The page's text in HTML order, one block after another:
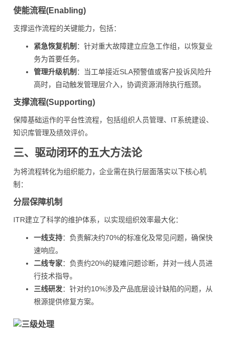
使能流程(Enabling)
支撑运作流程的关键能力，包括：
紧急恢复机制 ：针对重大故障建立应急工作组，以恢复业
务为首要任务。
管理升级机制 ：当工单接近SLA预警值或客户投诉风险升
高时，自动触发管理层介入，协调资源消除执行瓶颈。
支撑流程(Supporting)
保障基础运作的平台性流程，包括组织人员管理、IT系统建设、
知识库管理及绩效评价。
三、驱动闭环的五大方法论
为将流程转化为组织能力，企业需在执行层面落实以下核心机
制：
分层保障机制
ITR建立了科学的维护体系，以实现组织效率最大化：
一线支持：负责解决约70%的标准化及常见问题，确保快
速响应。
二线专家：负责约20%的疑难问题诊断，并对一线人员进
行技术指导。
三线研发：针对约10%涉及产品底层设计缺陷的问题，从
根源提供修复方案。